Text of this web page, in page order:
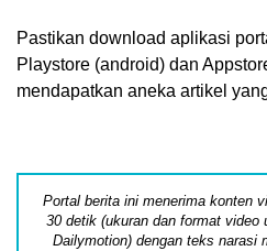
Pastikan download aplikasi
Playstore (android) dan
mendapatkan aneka artikel
Portal berita ini menerima konten
30 detik (ukuran dan format video
Dailymotion) dengan teks narasi